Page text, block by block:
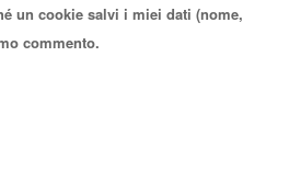
un cookie salvi i miei dati (nome,
commento.